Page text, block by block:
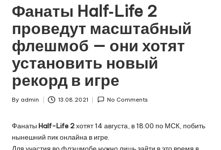
Фанаты Half‑Life 2
проведут масштабный
флешмоб — они хотят
установить новый
рекорд в игре
Posted
By admin 13.08.2021 No Comments
Фанаты Half-Life 2хотят 14 августа, в 18:00 по МСК, побить
нынешний пик онлайна в игре.